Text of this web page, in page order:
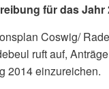
für das Jahr
Coswig/
ruft auf,
2014 einzureichen.